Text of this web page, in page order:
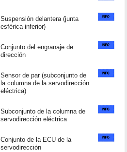
Suspensión delantera (junta
esférica inferior)
Conjunto del engranaje de
dirección
Sensor de par (subconjunto de
la columna de la servodirección
eléctrica)
Subconjunto de la columna de
servodirección eléctrica
Conjunto de la ECU de la
servodirección